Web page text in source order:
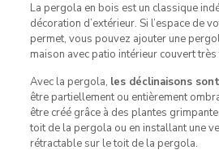
La pergola en bois est un classique
décoration d’extérieur. Si l’espace de
permet, vous pouvez ajouter une
maison avec patio intérieur couvert très
Avec la pergola, les déclinaisons
être partiellement ou entièrement
être créé grâce à des plantes
toit de la pergola ou en installant une
rétractable sur le toit de la pergola.